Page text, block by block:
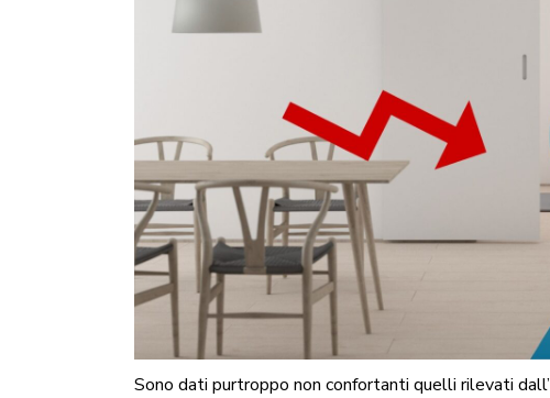
Sono dati purtroppo non confortanti quelli rilevati dall’